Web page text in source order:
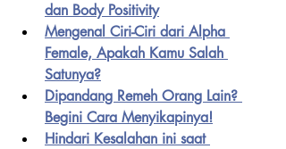
dan Body Positivity
Mengenal Ciri-Ciri dari Alpha
Female, Apakah Kamu Salah
Satunya?
Dipandang Remeh Orang Lain?
Begini Cara Menyikapinya!
Hindari Kesalahan ini saat